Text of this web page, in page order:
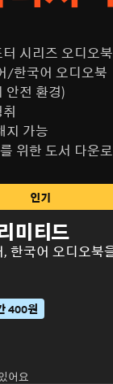
시리즈 오디오북
/한국어 오디오북
안전 환경)
지 가능
위한 도서 다운
인기
미티드
한국어 오디오북
400원
어요